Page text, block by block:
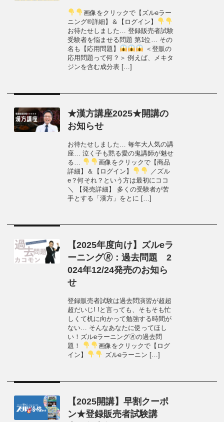
画像をクリックで【ズルeラー
ニング®詳細】＆【ログイン】
お待たせしました… 登録販売者試験
受験者を悩ませる問題 第1位… その
名も【応用問題】
＜登販の
応用問題って何？＞ 例えば、メキタ
ジンを含む成分表 […]
★漢方講座2025★開講の
お知らせ
お待たせしました… 毎年大人気の講
座… 泣く子も黙る愛の鬼講師が魅せ
る…
画像をクリックで【商品
詳細】＆【ログイン】
／ズル
e？何それ？という方は最初にココ
＼ 【発売詳細】 多くの受験者が苦
手とする「漢方」をとに […]
【2025年度向け】ズルeラ
ーニング🄬：過去問題 2
024年12/24発売のお知ら
せ
登録販売者試験は過去問演習が超超
超だいじ! !と言っても、そもそも忙
しくて机に向かって勉強する時間が
ない… そんなあなたに使ってほし
い！ズルeラーニング🄬の過去問
題！
画像をクリックで【ログ
イン】
ズルeラーニン […]
【2025開講】早割クーポ
ン★登録販売者試験講